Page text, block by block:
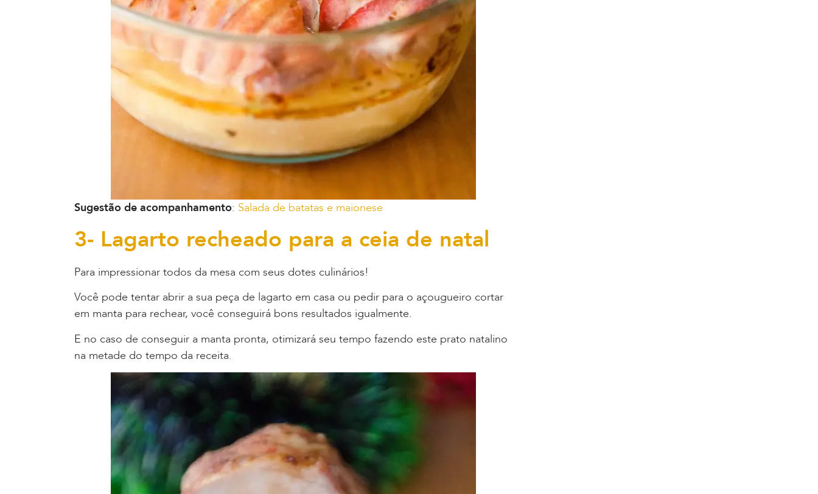
Sugestão de acompanhamento: Salada de batatas e maionese
3- Lagarto recheado para a ceia de natal
Para impressionar todos da mesa com seus dotes culinários!
Você pode tentar abrir a sua peça de lagarto em casa ou pedir para o açougueiro cortar
em manta para rechear, você conseguirá bons resultados igualmente.
E no caso de conseguir a manta pronta, otimizará seu tempo fazendo este prato natalino
na metade do tempo da receita.